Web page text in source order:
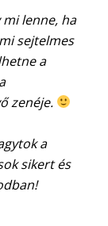
lenne, ha
sejtelmes
a
zenéje.
a
sikert és